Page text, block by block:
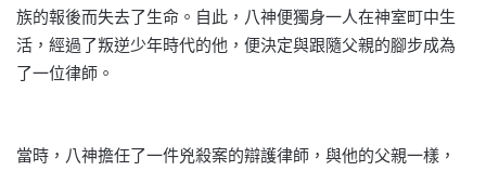
族的報後而失去了生命。自此，八神便獨身一人在神室町中生
活，經過了叛逆少年時代的他，便決定與跟隨父親的腳步成為
了一位律師。
當時，八神擔任了一件兇殺案的辯護律師，與他的父親一樣，